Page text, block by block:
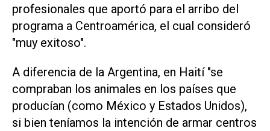
profesionales que aportó para el arribo del
programa a Centroamérica, el cual consideró
"muy exitoso".
A diferencia de la Argentina, en Haití "se
compraban los animales en los países que
producían (como México y Estados Unidos),
si bien teníamos la intención de armar centros